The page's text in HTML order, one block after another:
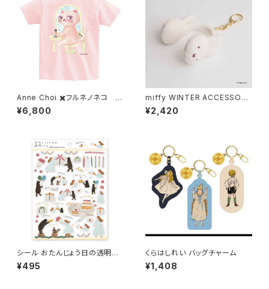
Anne Choi ✖️フルネノネコ 限
定Tシャツ②
¥6,800
miffy WINTER ACCESSORY
S MINI イヤマフチャーム ミッフ
ィー
¥2,420
シール おたんじょう日の透明シ
ール /ネクタイ
¥495
くらはしれい バッグチャーム
¥1,408